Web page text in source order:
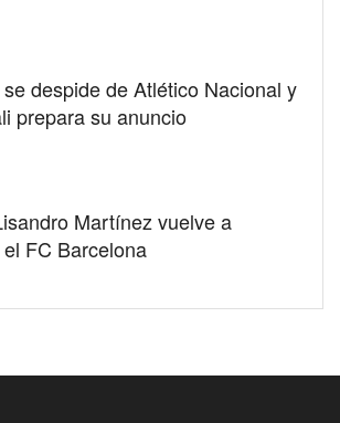
despide de Atlético Nacional y
prepara su anuncio
Martínez vuelve a
FC Barcelona